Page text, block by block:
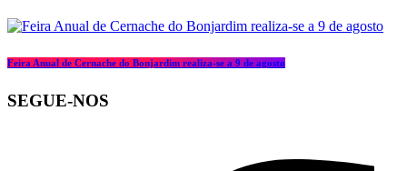
Feira Anual de Cernache do Bonjardim realiza-se a 9 de agosto
SEGUE-NOS